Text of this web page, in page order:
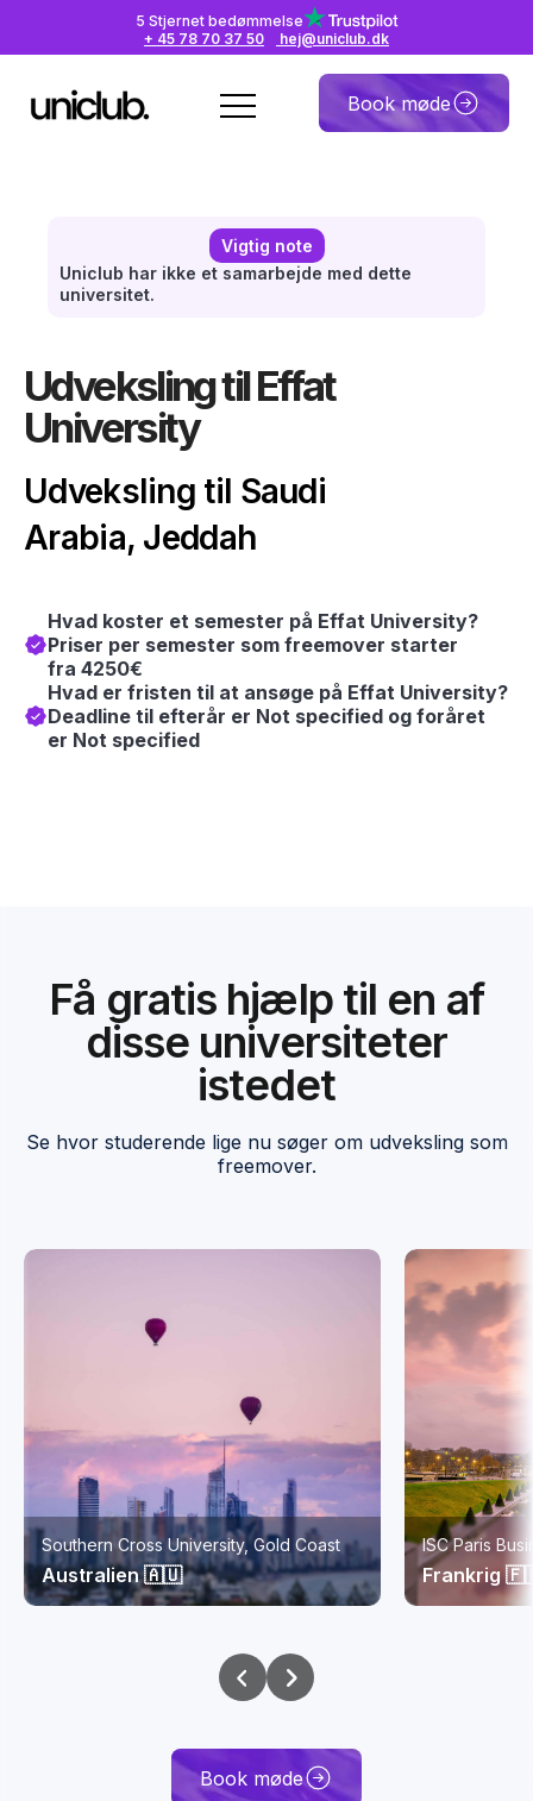
5 Stjernet bedømmelse
+ 45 78 70 37 50
hej@uniclub.dk
Book møde
Vigtig note
Uniclub har ikke et samarbejde med dette
universitet.
Udveksling til Effat
University
Udveksling til Saudi
Arabia, Jeddah
Hvad koster et semester på Effat University?
Priser per semester som freemover starter
fra 4250€
Hvad er fristen til at ansøge på Effat University?
Deadline til efterår er Not specified og foråret
er Not specified
Få gratis hjælp til en af
disse universiteter
istedet
Se hvor studerende lige nu søger om udveksling som
freemover.
Southern Cross University, Gold Coast
Australien 🇦🇺
ISC Paris
Frankrig
Book møde